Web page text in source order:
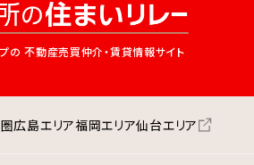
の 不動産売買仲介・賃貸情報サイト
広島エリア福岡エリア仙台エリア